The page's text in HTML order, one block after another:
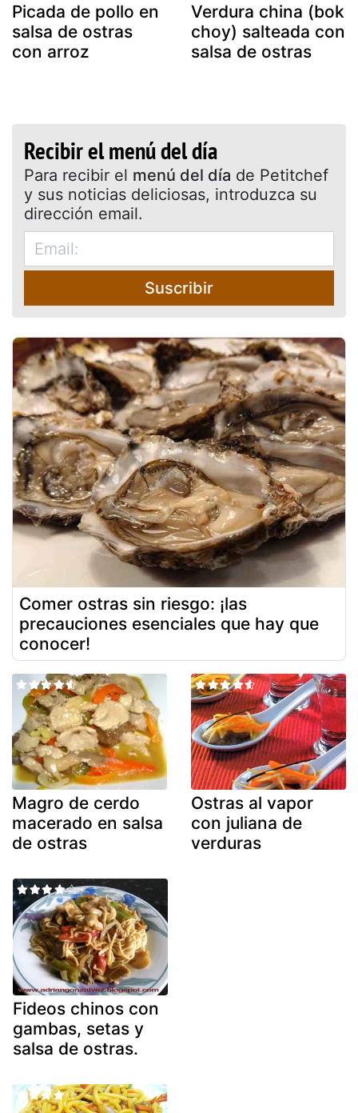
Picada de pollo en
salsa de ostras
con arroz
Verdura china (bok
choy) salteada con
salsa de ostras
Recibir el menú del día
Para recibir el menú del día de Petitchef
y sus noticias deliciosas, introduzca su
dirección email.
Suscribir
Comer ostras sin riesgo: ¡las
precauciones esenciales que hay que
conocer!
Magro de cerdo
macerado en salsa
de ostras
Ostras al vapor
con juliana de
verduras
Fideos chinos con
gambas, setas y
salsa de ostras.